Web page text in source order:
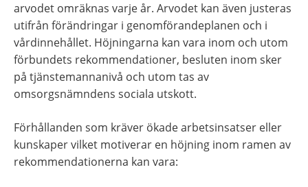
arvodet omräknas varje år. Arvodet kan även justeras
utifrån förändringar i genomförandeplanen och i
vårdinnehållet. Höjningarna kan vara inom och utom
förbundets rekommendationer, besluten inom sker
på tjänstemannanivå och utom tas av
omsorgsnämndens sociala utskott.
Förhållanden som kräver ökade arbetsinsatser eller
kunskaper vilket motiverar en höjning inom ramen av
rekommendationerna kan vara: